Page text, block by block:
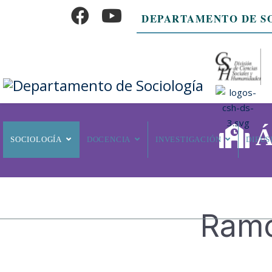
DEPARTAMENTO DE
SOCIOLOGÍA DOCENCIA INVESTIGACIÓN